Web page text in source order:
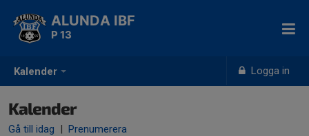
Kalender Logga in
ALUNDA IBF
P 13
Kalender
Gå till idag | Prenumerera